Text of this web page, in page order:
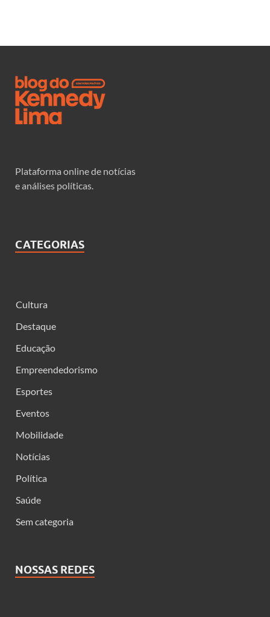
Plataforma online de notícias
e análises políticas.
CATEGORIAS
Cultura
Destaque
Educação
Empreendedorismo
Esportes
Eventos
Mobilidade
Notícias
Política
Saúde
Sem categoria
NOSSAS REDES